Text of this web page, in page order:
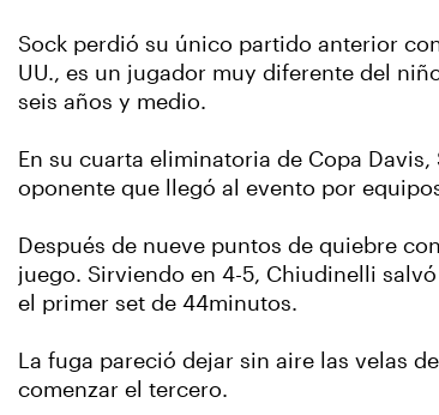
Sock perdió su único partido anterior
UU., es un jugador muy diferente del
seis años y medio.
En su cuarta eliminatoria de Copa
oponente que llegó al evento por
Después de nueve puntos de quiebre
juego. Sirviendo en 4-5, Chiudinelli
el primer set de 44minutos.
La fuga pareció dejar sin aire las velas
comenzar el tercero.